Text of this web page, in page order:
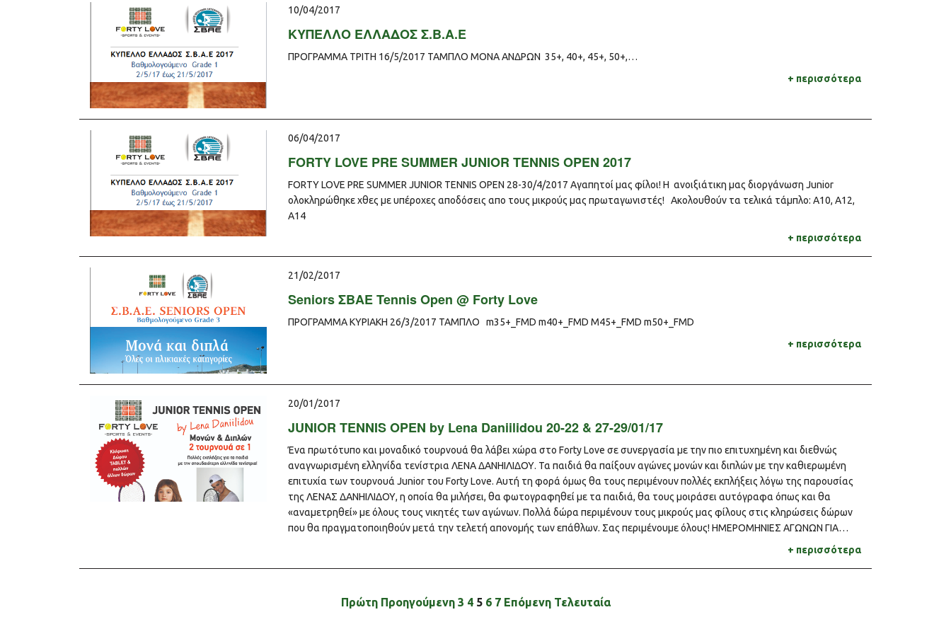
10/04/2017
ΚΥΠΕΛΛΟ ΕΛΛΑΔΟΣ Σ.Β.Α.Ε
ΠΡΟΓΡΑΜΜΑ ΤΡΙΤΗ 16/5/2017 ΤΑΜΠΛΟ ΜΟΝΑ ΑΝΔΡΩΝ 35+, 40+, 45+, 50+,…
+ περισσότερα
06/04/2017
FORTY LOVE PRE SUMMER JUNIOR TENNIS OPEN 2017
FORTY LOVE PRE SUMMER JUNIOR TENNIS OPEN 28-30/4/2017 Αγαπητοί μας φίλοι! Η ανοιξιάτικη μας διοργάνωση Junior
ολοκληρώθηκε χθες με υπέροχες αποδόσεις απο τους μικρούς μας πρωταγωνιστές! Ακολουθούν τα τελικά τάμπλο: Α10, Α12,
Α14
+ περισσότερα
21/02/2017
Seniors ΣΒΑΕ Tennis Open @ Forty Love
ΠΡΟΓΡΑΜΜΑ ΚΥΡΙΑΚΗ 26/3/2017 ΤΑΜΠΛΟ m35+_FMD m40+_FMD M45+_FMD m50+_FMD
+ περισσότερα
20/01/2017
JUNIOR TENNIS OPEN by Lena Daniilidou 20-22 & 27-29/01/17
Ένα πρωτότυπο και μοναδικό τουρνουά θα λάβει χώρα στο Forty Love σε συνεργασία με την πιο επιτυχημένη και διεθνώς
αναγνωρισμένη ελληνίδα τενίστρια ΛΕΝΑ ΔΑΝΗΙΛΙΔΟΥ. Τα παιδιά θα παίξουν αγώνες μονών και διπλών με την καθιερωμένη
επιτυχία των τουρνουά Junior του Forty Love. Αυτή τη φορά όμως θα τους περιμένουν πολλές εκπλήξεις λόγω της παρουσίας
της ΛΕΝΑΣ ΔΑΝΗΙΛΙΔΟΥ, η οποία θα μιλήσει, θα φωτογραφηθεί με τα παιδιά, θα τους μοιράσει αυτόγραφα όπως και θα
«αναμετρηθεί» με όλους τους νικητές των αγώνων. Πολλά δώρα περιμένουν τους μικρούς μας φίλους στις κληρώσεις δώρων
που θα πραγματοποιηθούν μετά την τελετή απονομής των επάθλων. Σας περιμένουμε όλους! ΗΜΕΡΟΜΗΝΙΕΣ ΑΓΩΝΩΝ ΓΙΑ…
+ περισσότερα
Πρώτη Προηγούμενη 3 4 5 6 7 Επόμενη Τελευταία